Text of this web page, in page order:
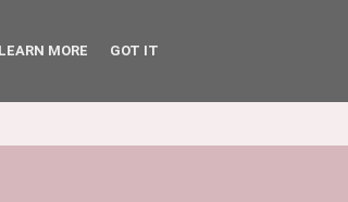
LEARN MORE GOT IT